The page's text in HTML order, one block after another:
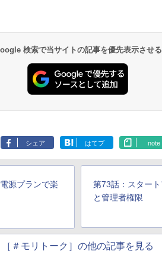
ト表現辞典:
ClaudeCode いちば
もコンテンツ作成に
もKindle出版にも！
のAIコーディング入
門シリーズ
1冊ですべて身に
Kindle - 目
レイ電子
ー、ブラ
Kindle Paperwhite
調節ライト、12週間
持続バッテリー、広
Amazon Kindle
ト、最大8週間持
ッテリー、広告
検索で当サイトの記事を優先表示させる
シェア はてブ note
源プランで楽
第73話：スター
と管理者権限
［＃モリトーク］の他の記事を見る